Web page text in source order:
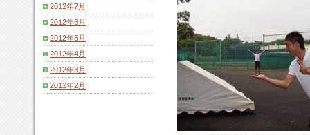
2012年7月
2012年6月
2012年5月
2012年4月
2012年3月
2012年2月